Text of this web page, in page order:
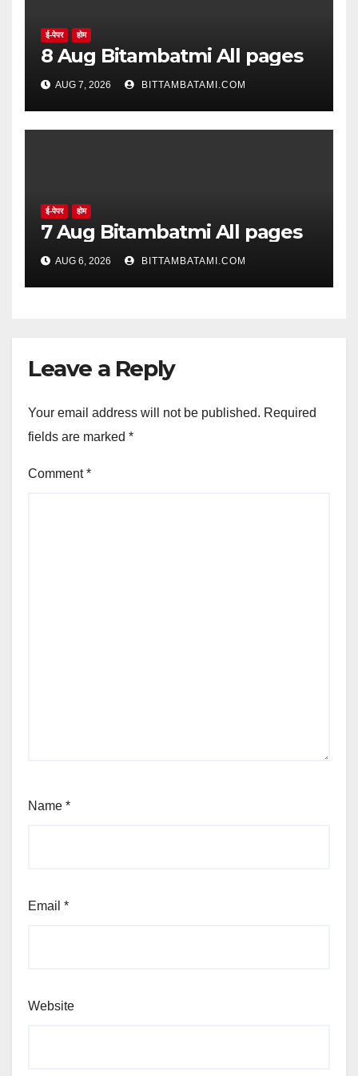
ई-पेपर होम
8 Aug Bitambatmi All pages
AUG 7, 2026 BITTAMBATAMI.COM
ई-पेपर होम
7 Aug Bitambatmi All pages
AUG 6, 2026 BITTAMBATAMI.COM
Leave a Reply
Your email address will not be published. Required
fields are marked *
Comment*
Name *
Email *
Website